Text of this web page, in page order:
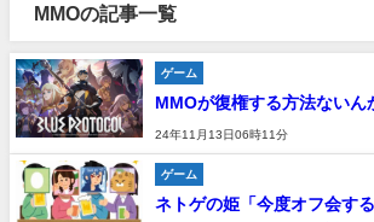
MMOの記事一覧
ゲーム
MMOが復権する方法ないん
24年11月13日06時11分
ゲーム
ネトゲの姫「今度オフ会す